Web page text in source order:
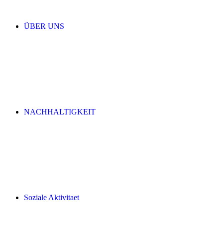
ÜBER UNS
NACHHALTIGKEIT
Soziale Aktivitaet